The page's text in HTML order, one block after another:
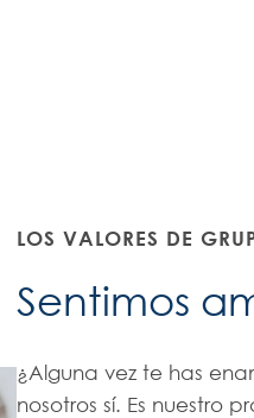
LOS VALORES DE
Sentimos
¿Alguna vez te has
nosotros sí. Es nuestro